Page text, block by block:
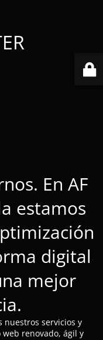
En AF
estamos
digital
mejor
nuestros servicios y
renovado, ágil y